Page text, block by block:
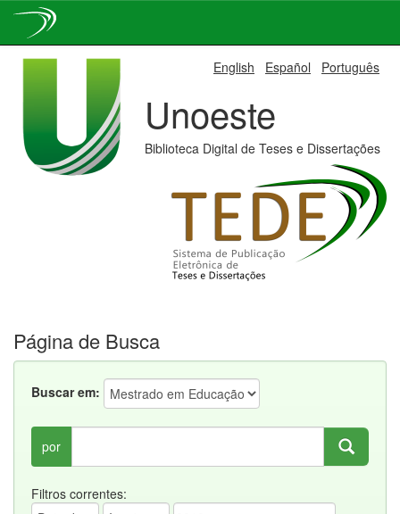
English Español Português
Unoeste
Biblioteca Digital de Teses e Dissertações
Página de Busca
Buscar em:
por
Filtros correntes: